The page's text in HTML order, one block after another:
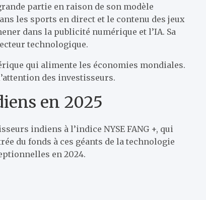
partie en raison de son modèle
les sports en direct et le contenu des jeux
dans la publicité numérique et l’IA. Sa
technologique.
qui alimente les économies mondiales.
des investisseurs.
en 2025
indiens à l’indice NYSE FANG +, qui
du fonds à ces géants de la technologie
en 2024.